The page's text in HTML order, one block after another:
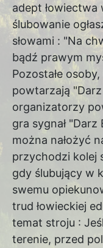
adept łowiectwa
ślubowanie
słowami : "Na
bądź prawym
Pozostałe
powtarzają
organizatorzy
gra sygnał "Darz
można nałożyć
przychodzi kolej
gdy ślubujący w
swemu
trud łowieckiej
temat stroju :
terenie, przed